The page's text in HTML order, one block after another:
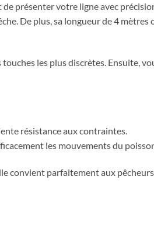
présenter votre ligne avec
De plus, sa longueur de 4
les plus discrètes. Ensuite,
résistance aux contraintes.
les mouvements du
convient parfaitement aux